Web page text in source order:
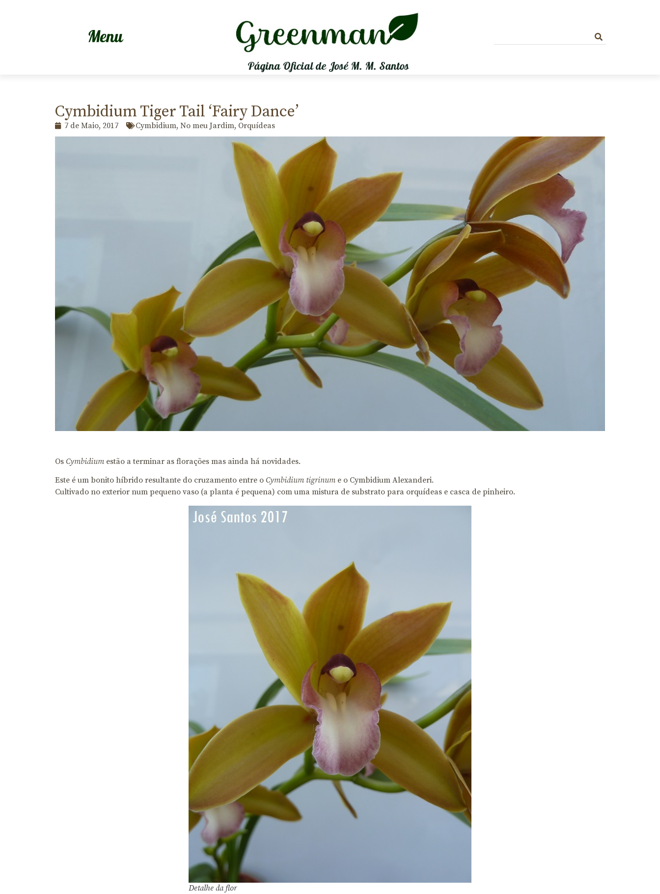
Página Oficial de José M. M. Santos
Cymbidium Tiger Tail ‘Fairy Dance’
7 de Maio, 2017 Cymbidium, No meu Jardim, Orquídeas
Os Cymbidium estão a terminar as florações mas ainda há novidades.
Este é um bonito híbrido resultante do cruzamento entre o Cymbidium tigrinum e o Cymbidium Alexanderi.
Cultivado no exterior num pequeno vaso (a planta é pequena) com uma mistura de substrato para orquídeas e casca de pinheiro.
Detalhe da flor